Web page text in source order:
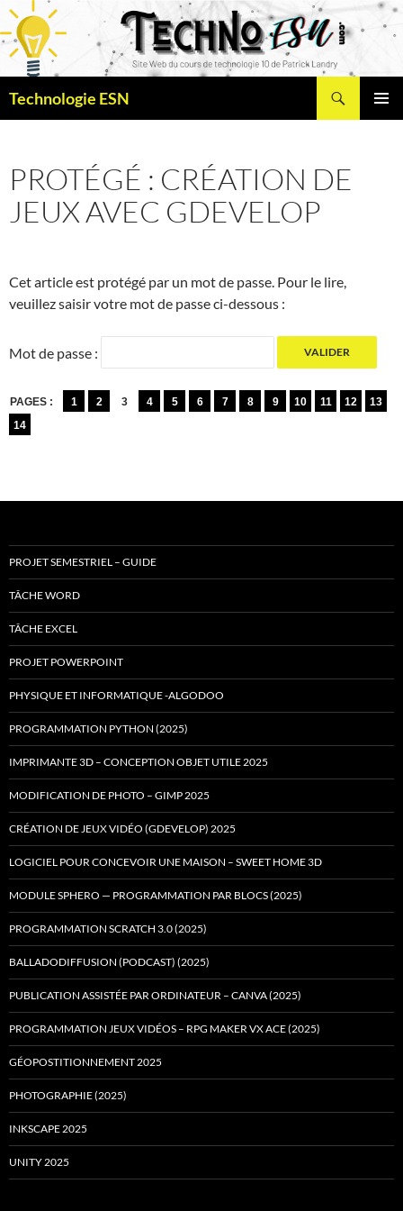
Technologie ESN
PROTÉGÉ : CRÉATION DE
JEUX AVEC GDEVELOP
Cet article est protégé par un mot de passe. Pour le lire,
veuillez saisir votre mot de passe ci-dessous :
Mot de passe :
PAGES : 1 2 3 4 5 6 7 8 9 10 11 12
13
14
PROJET SEMESTRIEL – GUIDE
TÂCHE WORD
TÂCHE EXCEL
PROJET POWERPOINT
PHYSIQUE ET INFORMATIQUE -ALGODOO
PROGRAMMATION PYTHON (2025)
IMPRIMANTE 3D – CONCEPTION OBJET UTILE 2025
MODIFICATION DE PHOTO – GIMP 2025
CRÉATION DE JEUX VIDÉO (GDEVELOP) 2025
LOGICIEL POUR CONCEVOIR UNE MAISON – SWEET HOME 3D
MODULE SPHERO — PROGRAMMATION PAR BLOCS (2025)
PROGRAMMATION SCRATCH 3.0 (2025)
BALLADODIFFUSION (PODCAST) (2025)
PUBLICATION ASSISTÉE PAR ORDINATEUR – CANVA (2025)
PROGRAMMATION JEUX VIDÉOS – RPG MAKER VX ACE (2025)
GÉOPOSTITIONNEMENT 2025
PHOTOGRAPHIE (2025)
INKSCAPE 2025
UNITY 2025